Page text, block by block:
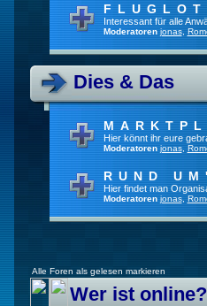
Interessant für alle
Moderatoren jonas,
Dies & Das
Hier könnt ihr eure
Moderatoren jonas,
RUND
Hier findet man
Moderatoren jonas,
Alle Foren als gelesen markieren
Wer ist online?